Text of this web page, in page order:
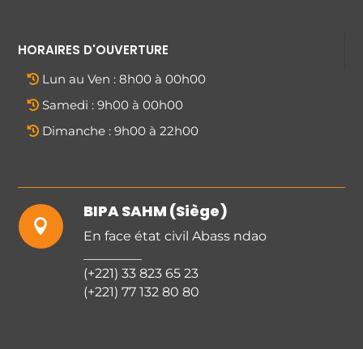
HORAIRES D'OUVERTURE
Lun au Ven : 8h00 à 00h00
Samedi : 9h00 à 00h00
Dimanche : 9h00 à 22h00

BIPA SAHM (Siège)
En face état civil Abass ndao
(+221) 33 823 65 23
(+221) 77 132 80 80